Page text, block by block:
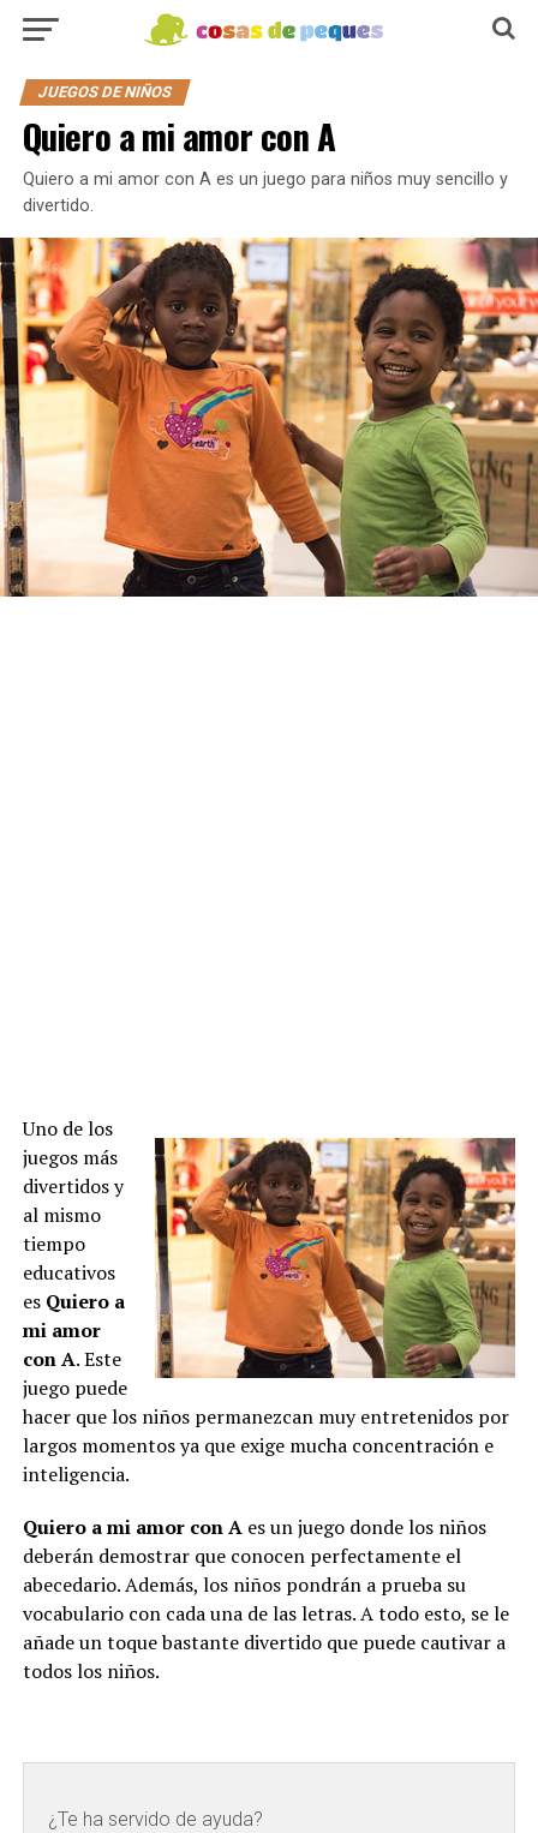
JUEGOS DE NIÑOS
Quiero a mi amor con A
Quiero a mi amor con A es un juego para niños muy sencillo y
divertido.
Uno de los
juegos más
divertidos y
al mismo
tiempo
educativos
es Quiero a
mi amor
con A. Este
juego puede
hacer que los niños permanezcan muy entretenidos por
largos momentos ya que exige mucha concentración e
inteligencia.
Quiero a mi amor con Aes un juego donde los niños
deberán demostrar que conocen perfectamente el
abecedario. Además, los niños pondrán a prueba su
vocabulario con cada una de las letras. A todo esto, se le
añade un toque bastante divertido que puede cautivar a
todos los niños.
¿Te ha servido de ayuda?